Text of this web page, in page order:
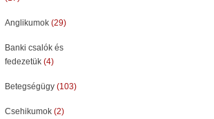
Anglikumok (29)
Banki csalók és
fedezetük (4)
Betegségügy (103)
Csehikumok (2)